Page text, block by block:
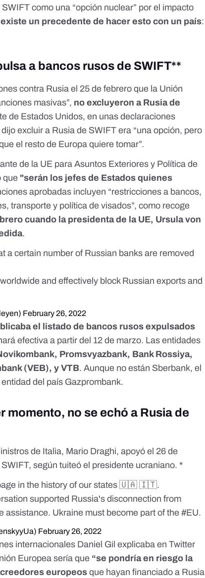
SWIFTcomo una “opción nuclear” por el impacto
un precedente de hacer esto con un país:
a bancos rusos de SWIFT**
contra Rusia el 25 de febrero que la Unión
masivas”, no excluyeron a Rusia de
de Estados Unidos,en unas declaraciones
excluir a Rusia de SWIFT era “una opción, pero
el resto de Europa quiere tomar”.
de la UE para Asuntos Exteriores y Política de
que "serán los jefes de Estados quienes
aprobadas incluyen “restricciones a bancos,
transporte y política de visados”,como recoge
cuando la presidenta de la UE, Ursula von
.
a certain number of Russian banks are removed
and effectively block Russian exports and
February 26, 2022
el listado de bancos rusos expulsados
efectiva a partir del 12 de marzo. Las entidades
Promsvyazbank, Bank Rossiya,
(VEB), y VTB. Aunque no están Sberbank, el
del país Gazprombank.
momento, no se echó a Rusia de
de Italia, Mario Draghi, apoyó el 26 de
según tuiteó el presidente ucraniano. *
in the history of our states 🇺🇦 🇮🇹.
supported Russia's disconnection from
assistance. Ukraine must become part of the#EU.
February 26, 2022
internacionales Daniel Gilexplicaba en Twitter
Europea sería que “se pondría en riesgo la
europeos que hayan financiado a Rusia